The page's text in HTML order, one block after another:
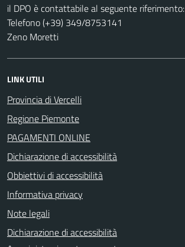
il DPO è contattabile al seguente riferimento:
Telefono (+39) 349/8753141
Zeno Moretti
LINK UTILI
Provincia di Vercelli
Regione Piemonte
PAGAMENTI ONLINE
Dichiarazione di accessibilità
Obbiettivi di accessibilità
Informativa privacy
Note legali
Dichiarazione di accessibilità